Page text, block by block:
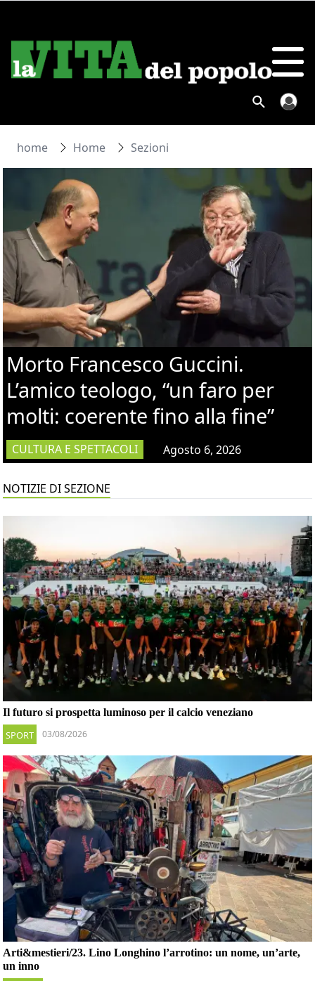
home Home Sezioni
Morto Francesco Guccini.
L’amico teologo, “un faro per
molti: coerente fino alla fine”
CULTURA E SPETTACOLI Agosto 6, 2026
NOTIZIE DI SEZIONE
Il futuro si prospetta luminoso per il calcio veneziano
SPORT 03/08/2026
Arti&mestieri/23. Lino Longhino l’arrotino: un nome, un’arte,
un inno